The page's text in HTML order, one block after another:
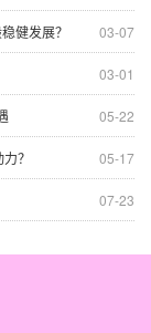
03-07
健发展？
03-01
05-22
05-17
？
07-23